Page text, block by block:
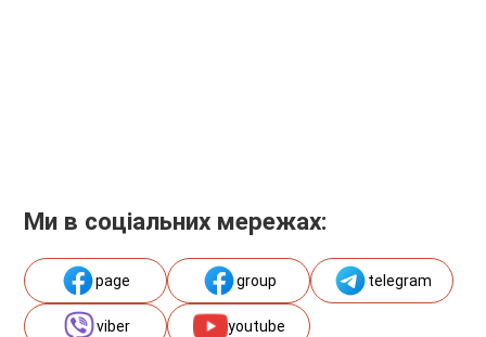
Ми в соціальних мережах:
page group telegram
viber youtube